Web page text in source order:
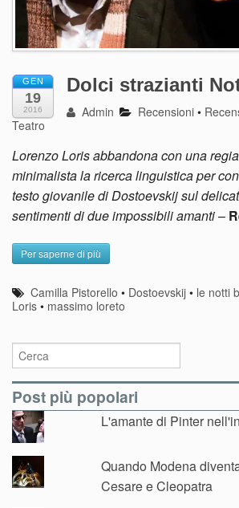
GEN
19
2016
Dolci strazianti
Admin Recensioni •
Teatro
Lorenzo Loris abbandona con una
minimalista la ricerca linguistica per
testo giovanile di Dostoevskij sul
sentimenti di due impossibili amanti–
Per saperne di più
Camilla Pistorello • Dostoevskij • le notti
Loris • massimo loreto
Post più popolari
L'amante di Pinter
Quando Modena
Cesare e Cleopatra